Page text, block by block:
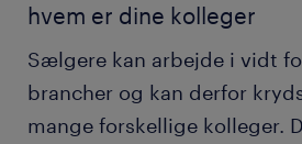
hvem er dine kolleger
Sælgere kan arbejde i vidt
brancher og kan derfor
mange forskellige kolleger.